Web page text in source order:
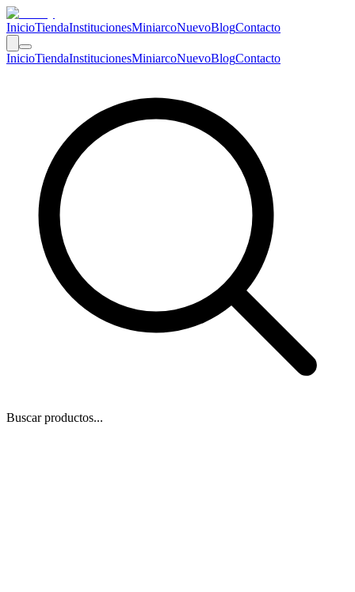
InicioTiendaInstitucionesMiniarcoNuevoBlogContacto
InicioTiendaInstitucionesMiniarcoNuevoBlogContacto
Buscar productos...